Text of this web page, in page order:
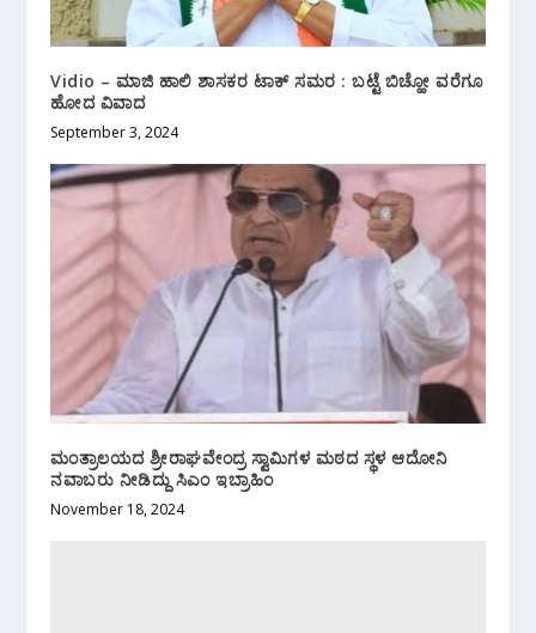
Vidio – ಮಾಜಿ ಹಾಲಿ ಶಾಸಕರ ಟಾಕ್ ಸಮರ : ಬಟ್ಟೆ ಬಿಚ್ಹೋ ವರೆಗೂ
ಹೋದ ವಿವಾದ
September 3, 2024
ಮಂತ್ರಾಲಯದ ಶ್ರೀರಾಘವೇಂದ್ರ ಸ್ವಾಮಿಗಳ ಮಠದ ಸ್ಥಳ ಆದೋನಿ
ನವಾಬರು ನೀಡಿದ್ದು ಸಿಎಂ ಇಬ್ರಾಹಿಂ
November 18, 2024